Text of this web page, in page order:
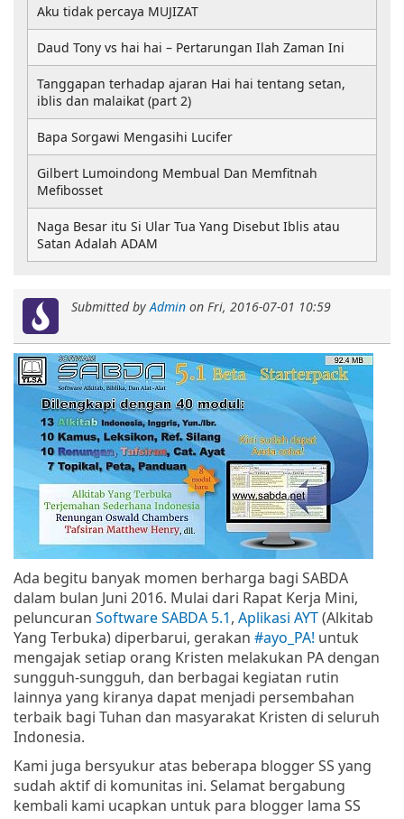
Submitted by Admin on Fri, 2016-07-01 10:59
Ada begitu banyak momen berharga bagi SABDA
dalam bulan Juni 2016. Mulai dari Rapat Kerja Mini,
peluncuran Software SABDA 5.1, Aplikasi AYT(Alkitab
Yang Terbuka) diperbarui, gerakan #ayo_PA! untuk
mengajak setiap orang Kristen melakukan PA dengan
sungguh-sungguh, dan berbagai kegiatan rutin
lainnya yang kiranya dapat menjadi persembahan
terbaik bagi Tuhan dan masyarakat Kristen di seluruh
Indonesia.
Kami juga bersyukur atas beberapa blogger SS yang
sudah aktif di komunitas ini. Selamat bergabung
kembali kami ucapkan untuk para blogger lama SS
Aku tidak percaya MUJIZAT
Daud Tony vs hai hai – Pertarungan Ilah Zaman Ini
Tanggapan terhadap ajaran Hai hai tentang setan,
iblis dan malaikat (part 2)
Bapa Sorgawi Mengasihi Lucifer
Gilbert Lumoindong Membual Dan Memfitnah
Mefibosset
Naga Besar itu Si Ular Tua Yang Disebut Iblis atau
Satan Adalah ADAM